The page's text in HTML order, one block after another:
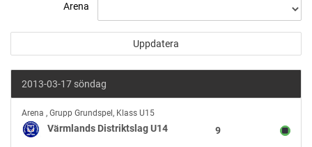
Arena
2013-03-17 söndag
Värmlands
Distriktslag
U14
Arena , Grupp Grundspel, Klass U15
Värmlands Distriktslag U14 9